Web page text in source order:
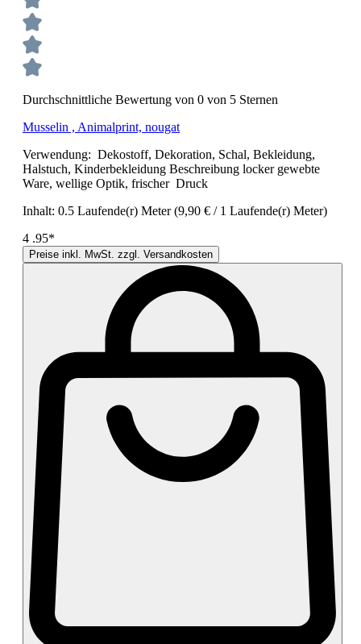
Durchschnittliche Bewertung von 0 von 5 Sternen
Musselin , Animalprint, nougat
Verwendung: Dekostoff, Dekoration, Schal, Bekleidung,
Halstuch, Kinderbekleidung Beschreibung locker gewebte
Ware, wellige Optik, frischer Druck
Inhalt: 0.5 Laufende(r) Meter(9,90 € / 1 Laufende(r) Meter)
4 .95*
Preise inkl. MwSt. zzgl. Versandkosten